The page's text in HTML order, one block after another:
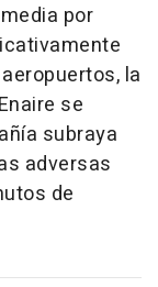
por
la
se
subraya
adversas
de